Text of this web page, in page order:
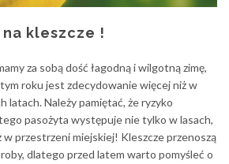
na kleszcze !
za sobą dość łagodną i wilgotną zimę,
roku jest zdecydowanie więcej niż w
latach. Należy pamiętać, że ryzyko
pasożyta występuje nie tylko w lasach,
w przestrzeni miejskiej! Kleszcze przenoszą
dlatego przed latem warto pomyśleć o